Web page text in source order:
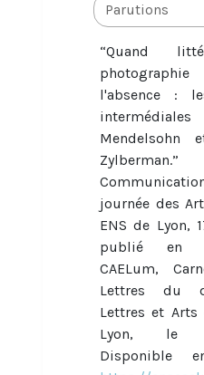
Parutions
“Quand
l'absence :
Mendelsohn
Zylberman.”
journée des
ENS de Lyon,
publié en
CAELum,
Lettres du
Lettres et Arts
Lyon, le
Disponible